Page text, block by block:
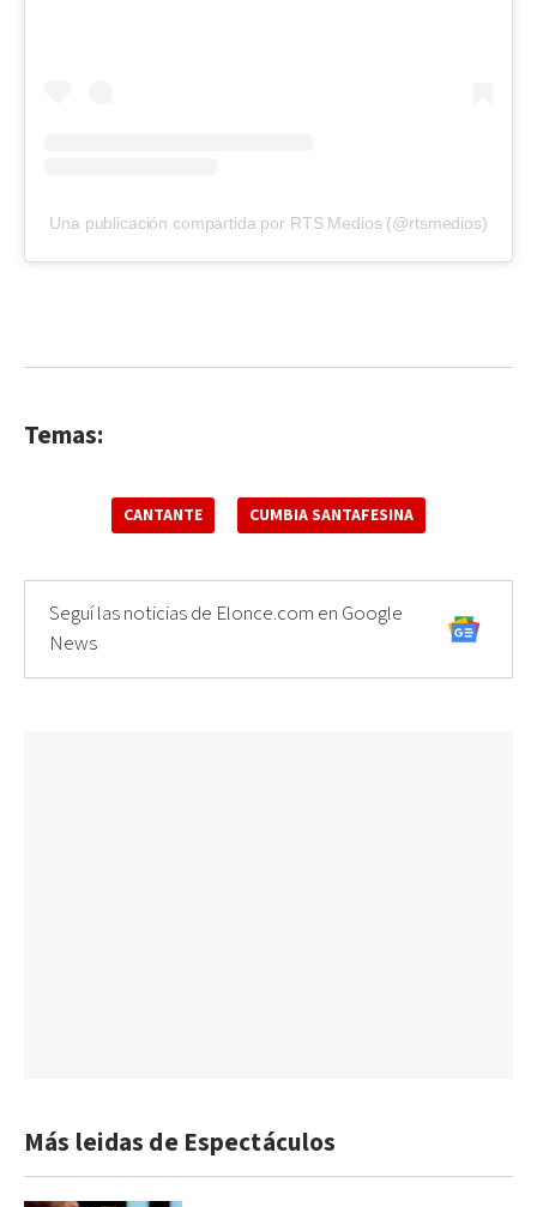
Una publicación compartida por RTS Medios (@rtsmedios)
Temas:
CANTANTE CUMBIA SANTAFESINA
Seguí las noticias de Elonce.com en Google
News
Más leidas de Espectáculos